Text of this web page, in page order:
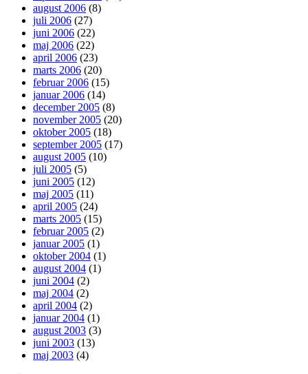
august 2006 (8)
juli 2006 (27)
juni 2006 (22)
maj 2006 (22)
april 2006 (23)
marts 2006 (20)
februar 2006 (15)
januar 2006 (14)
december 2005 (8)
november 2005 (20)
oktober 2005 (18)
september 2005 (17)
august 2005 (10)
juli 2005 (5)
juni 2005 (12)
maj 2005 (11)
april 2005 (24)
marts 2005 (15)
februar 2005 (2)
januar 2005 (1)
oktober 2004 (1)
august 2004 (1)
juni 2004 (2)
maj 2004 (2)
april 2004 (2)
januar 2004 (1)
august 2003 (3)
juni 2003 (13)
maj 2003 (4)